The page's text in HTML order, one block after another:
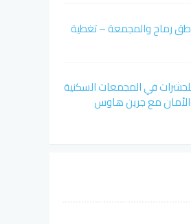
رماح والمجمعة – تغطية
للحشرات في المجمعات السكنية
مع جرين هاوس